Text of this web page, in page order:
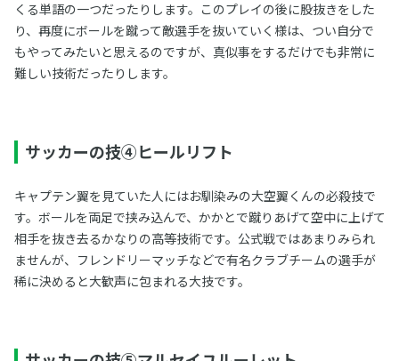
くる単語の一つだったりします。このプレイの後に股抜きをした
り、再度にボールを蹴って敵選手を抜いていく様は、つい自分で
もやってみたいと思えるのですが、真似事をするだけでも非常に
難しい技術だったりします。
サッカーの技④ヒールリフト
キャプテン翼を見ていた人にはお馴染みの大空翼くんの必殺技で
す。ボールを両足で挟み込んで、かかとで蹴りあげて空中に上げて
相手を抜き去るかなりの高等技術です。公式戦ではあまりみられ
ませんが、フレンドリーマッチなどで有名クラブチームの選手が
稀に決めると大歓声に包まれる大技です。